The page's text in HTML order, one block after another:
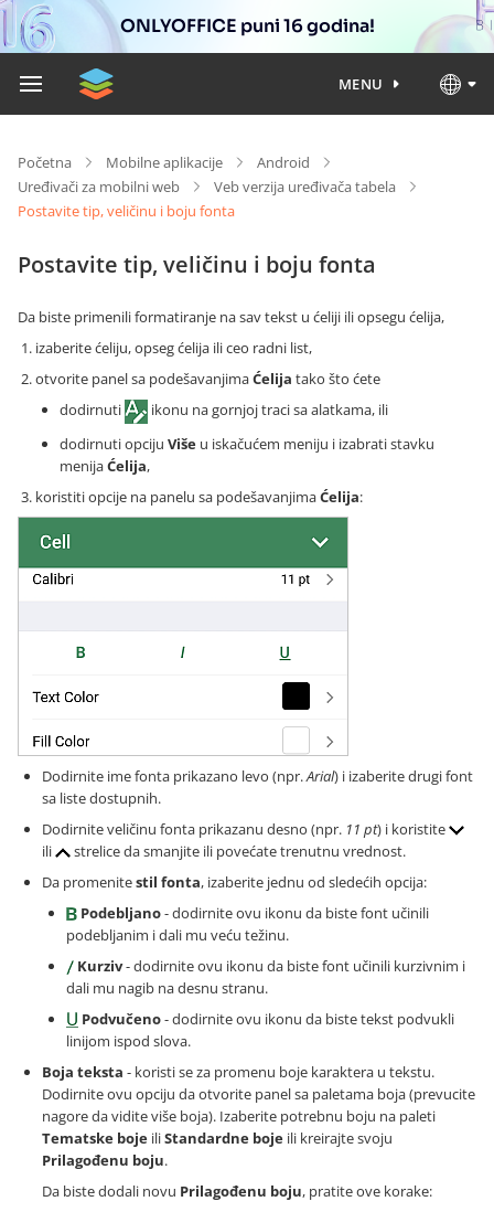
ONLYOFFICE puni 16 godina!
MENU
Početna Mobilne aplikacije
Android
Uređivači za mobilni web
Veb verzija uređivača tabela
Postavite tip, veličinu i boju fonta
Postavite tip, veličinu i boju fonta
Da biste primenili formatiranje na sav tekst u ćeliji ili opsegu ćelija,
izaberite ćeliju, opseg ćelija ili ceo radni list,
otvorite panel sa podešavanjimaĆelija tako što ćete
dodirnuti
ikonu na gornjoj traci sa alatkama, ili
dodirnuti opciju Više u iskačućem meniju i izabrati stavku
menijaĆelija,
koristiti opcije na panelu sa podešavanjimaĆelija:
Dodirnite ime fonta prikazano levo (npr.Arial) i izaberite drugi font
sa liste dostupnih.
Dodirnite veličinu fonta prikazanu desno (npr. 11 pt) i koristite
ili
strelice da smanjite ili povećate trenutnu vrednost.
Da promenitestil fonta, izaberite jednu od sledećih opcija:
Podebljano- dodirnite ovu ikonu da biste font učinili
podebljanim i dali mu veću težinu.
Kurziv- dodirnite ovu ikonu da biste font učinili kurzivnim i
dali mu nagib na desnu stranu.
Podvučeno- dodirnite ovu ikonu da biste tekst podvukli
linijom ispod slova.
Boja teksta - koristi se za promenu boje karaktera u tekstu.
Dodirnite ovu opciju da otvorite panel sa paletama boja (prevucite
nagore da vidite više boja). Izaberite potrebnu boju na paleti
Tematske boje iliStandardne boje ili kreirajte svoju
Prilagođenu boju.
Da biste dodali novu Prilagođenu boju, pratite ove korake: